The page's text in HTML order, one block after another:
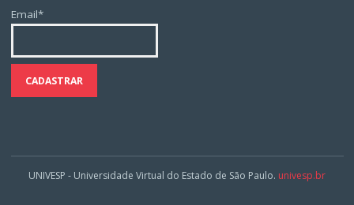
Email*
UNIVESP - Universidade Virtual do Estado de São Paulo. univesp.br